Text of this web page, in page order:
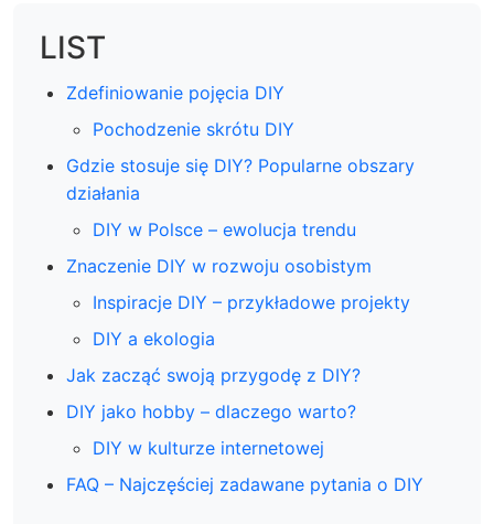
LIST
Zdefiniowanie pojęcia DIY
Pochodzenie skrótu DIY
Gdzie stosuje się DIY? Popularne obszary
działania
DIY w Polsce – ewolucja trendu
Znaczenie DIY w rozwoju osobistym
Inspiracje DIY – przykładowe projekty
DIY a ekologia
Jak zacząć swoją przygodę z DIY?
DIY jako hobby – dlaczego warto?
DIY w kulturze internetowej
FAQ – Najczęściej zadawane pytania o DIY